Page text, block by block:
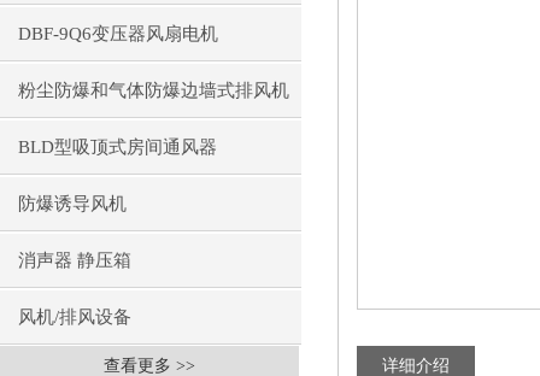
DBF-9Q6变压器风扇电机
粉尘防爆和气体防爆边墙式排风机
BLD型吸顶式房间通风器
防爆诱导风机
消声器 静压箱
风机/排风设备
查看更多 >> 详细介绍